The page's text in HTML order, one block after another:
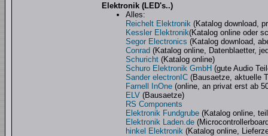
Elektronik (LED's..)
Alles:
Reichelt Elektronik (Katalog download,
Kessler Elektronik(Katalog online oder
Segor Electronics (Katalog download,
Conrad (Katalog online, Datenblaetter,
Schuricht (Katalog online)
Schuro Elektronik GmbH (gute Audio
Sander electronIC (Bausaetze, aktuelle
Farnell InOne (online, an privat erst ab
ELV (Bausaetze)
RS Components
Elektronik Fundgrube (Katalog online,
Elektronik Laden.de
hinkel Elektronik (Katalog online,